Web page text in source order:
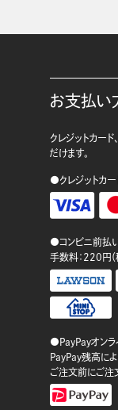
お支払い
クレジットカー
だけます。
●クレジットカー
●コンビニ前払
手数料：220円
●PayPayオンラ
PayPay残高によ
ご注文前にご注